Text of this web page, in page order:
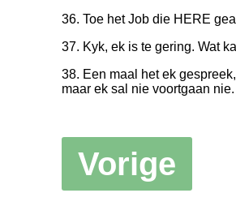
36. Toe het Job die HERE
37. Kyk, ek is te gering. Wat
38. Een maal het ek
maar ek sal nie voortgaan nie.
Vorige